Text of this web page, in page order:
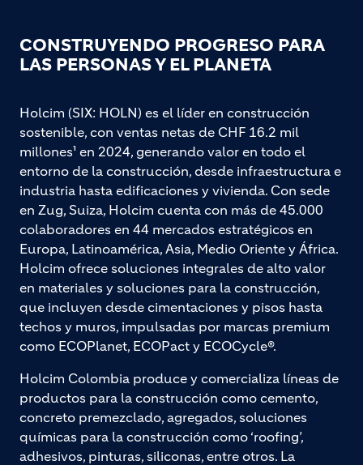
CONSTRUYENDO PROGRESO PARA
LAS PERSONAS Y EL PLANETA
Holcim (SIX: HOLN) es el líder en construcción
sostenible, con ventas netas de CHF 16.2 mil
millones¹ en 2024, generando valor en todo el
entorno de la construcción, desde infraestructura e
industria hasta edificaciones y vivienda. Con sede
en Zug, Suiza, Holcim cuenta con más de 45.000
colaboradores en 44 mercados estratégicos en
Europa, Latinoamérica, Asia, Medio Oriente y África.
Holcim ofrece soluciones integrales de alto valor
en materiales y soluciones para la construcción,
que incluyen desde cimentaciones y pisos hasta
techos y muros, impulsadas por marcas premium
como ECOPlanet, ECOPact y ECOCycle®.
Holcim Colombia produce y comercializa líneas de
productos para la construcción como cemento,
concreto premezclado, agregados, soluciones
químicas para la construcción como ‘roofing’,
adhesivos, pinturas, siliconas, entre otros. La